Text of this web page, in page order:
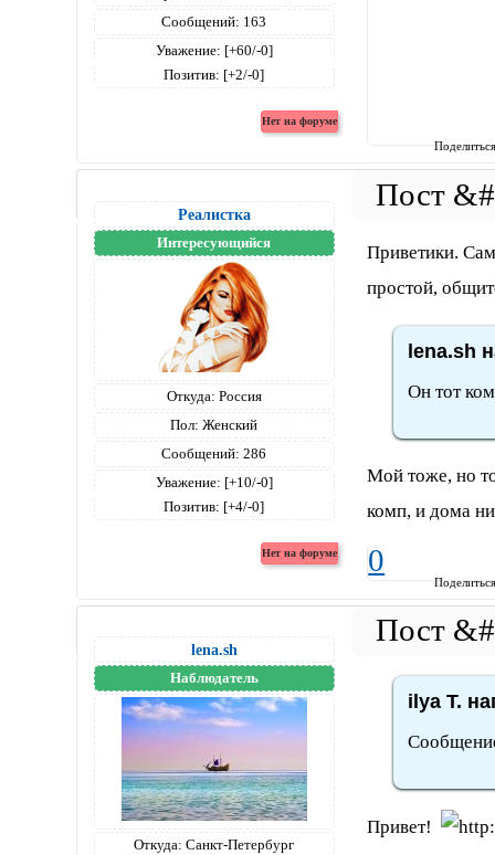
Сообщений: 163
Уважение: [+60/-0]
Позитив: [+2/-0]
Реалистка
Интересующийся
Откуда: Россия
Пол: Женский
Сообщений: 286
Уважение: [+10/-0]
Позитив: [+4/-0]
Приветики.
простой,
lena.sh
Он тот
Мой тоже, но
комп, и дома
0
lena.sh
Наблюдатель
Откуда: Санкт-Петербург
ilya T.
Привет!